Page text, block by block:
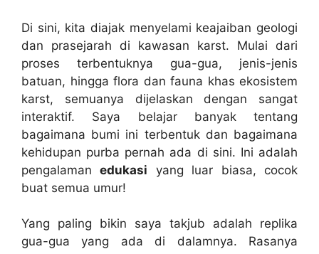
Di sini, kita diajak menyelami keajaiban geologi
dan prasejarah di kawasan karst. Mulai dari
proses terbentuknya gua-gua, jenis-jenis
batuan, hingga flora dan fauna khas ekosistem
karst, semuanya dijelaskan dengan sangat
interaktif. Saya belajar banyak tentang
bagaimana bumi ini terbentuk dan bagaimana
kehidupan purba pernah ada di sini. Ini adalah
pengalamanedukasi yang luar biasa, cocok
buat semua umur!
Yang paling bikin saya takjub adalah replika
gua-gua yang ada di dalamnya. Rasanya